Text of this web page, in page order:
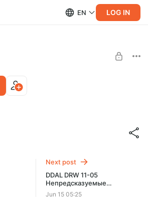
EN LOG IN
«Забытые
[Ed
Она посвящена торговли и денежным
SUBSCRIBE
Next post
DDAL DRW 11-05
Непредсказуемые
исследования
Jun 15 05:25